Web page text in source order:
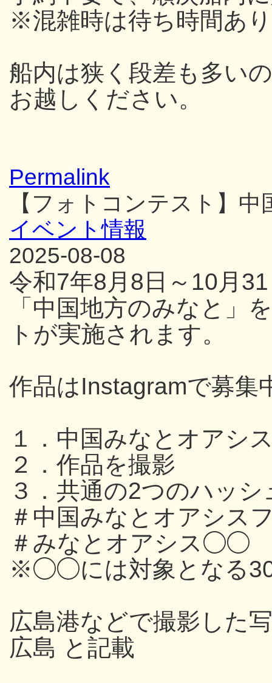
※混雑時は待ち時間あり
船内は狭く段差も多い
お越しください。
Permalink
【フォトコンテスト】
イベント情報
2025-08-08
令和7年8月8日～10月
「中国地方のみなと」
トが実施されます。
作品はInstagramで募集
１．中国みなとオアシ
２．作品を撮影
３．共通の2つのハッ
＃中国みなとオアシス
＃みなとオアシス◯◯
※◯◯には対象となる30
広島港などで撮影した
広島 と記載